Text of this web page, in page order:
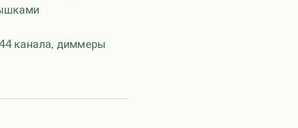
канала, диммеры